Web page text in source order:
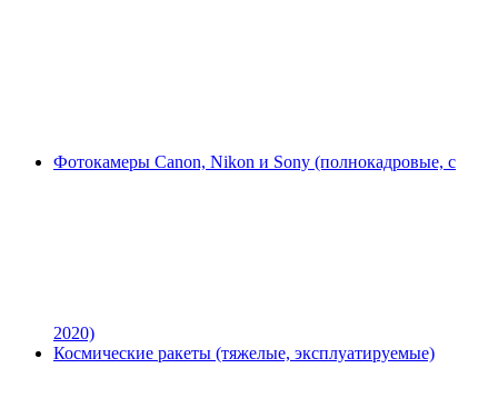
Фотокамеры Canon, Nikon и Sony (полнокадровые, с
2020)
Космические ракеты (тяжелые, эксплуатируемые)